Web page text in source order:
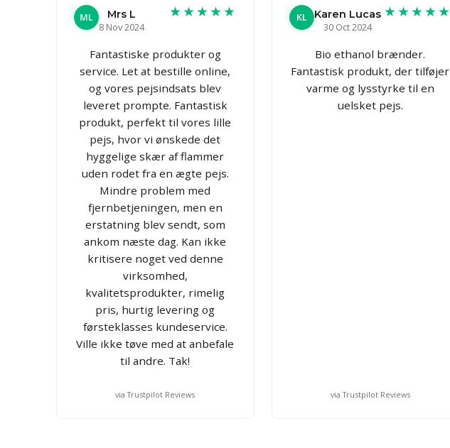
ML
Mrs L
8 Nov 2024
★★★★★
Fantastiske produkter og
service. Let at bestille online,
og vores pejsindsats blev
leveret prompte. Fantastisk
produkt, perfekt til vores lille
pejs, hvor vi ønskede det
hyggelige skær af flammer
uden rodet fra en ægte pejs.
Mindre problem med
fjernbetjeningen, men en
erstatning blev sendt, som
ankom næste dag. Kan ikke
kritisere noget ved denne
virksomhed,
kvalitetsprodukter, rimelig
pris, hurtig levering og
førsteklasses kundeservice.
Ville ikke tøve med at anbefale
til andre. Tak!
via Trustpilot Reviews
KL Karen Lucas
30 Oct 2024
★★★★★
Bio ethanol brænder.
Fantastisk produkt, der tilføjer
varme og lysstyrke til en
uelsket pejs.
via Trustpilot Reviews